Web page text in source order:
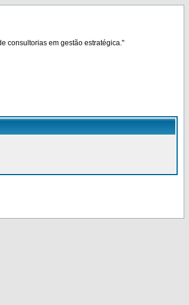
consultorias em gestão estratégica."